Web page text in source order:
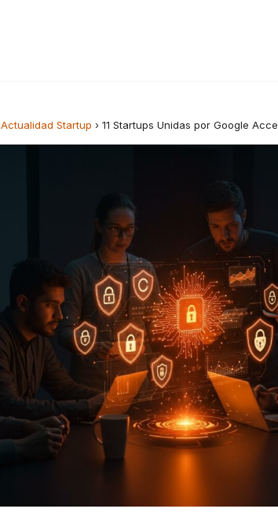
Actualidad Startup › 11 Startups Unidas por Google